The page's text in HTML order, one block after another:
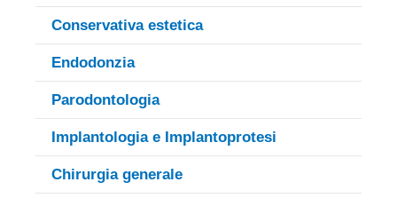
Conservativa estetica
Endodonzia
Parodontologia
Implantologia e Implantoprotesi
Chirurgia generale